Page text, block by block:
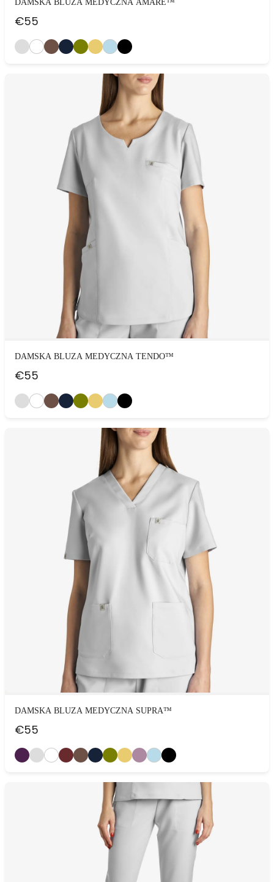
DAMSKA BLUZA MEDYCZNA AMARE™
€55
DAMSKA BLUZA MEDYCZNA TENDO™
€55
DAMSKA BLUZA MEDYCZNA SUPRA™
€55